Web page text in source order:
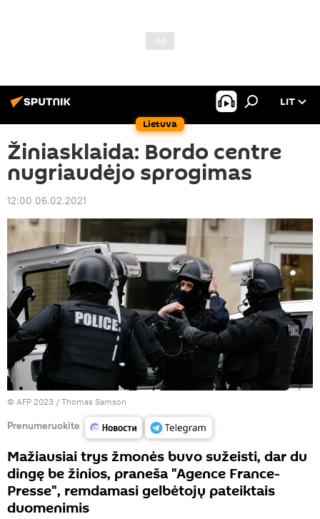
Lietuva
LIT
Žiniasklaida: Bordo centre
nugriaudėjo sprogimas
12:00 06.02.2021
© AFP 2023 / Thomas Samson
Prenumeruokite
Mažiausiai trys žmonės buvo sužeisti, dar du
dingę be žinios, praneša "Agence France-
Presse", remdamasi gelbėtojų pateiktais
duomenimis